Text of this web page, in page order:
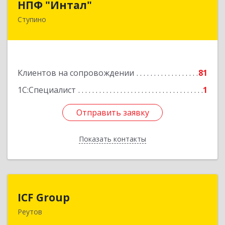
НПФ "Интал"
Ступино
Клиентов на сопровождении
81
1С:Специалист
1
Отправить заявку
Показать контакты
142800, Московская обл, Ступинский р-н,
Отправить заявку
Назад
ICF Group
Реутов
143965, Московская обл, г.о. Реутов, Реутов г,